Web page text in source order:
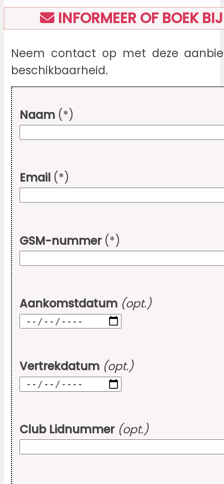
INFORMEER OF BOEK
Neem contact op met deze
beschikbaarheid.
Naam (*)
Email (*)
GSM-nummer(*)
Aankomstdatum (opt.)
Vertrekdatum (opt.)
Club Lidnummer (opt.)